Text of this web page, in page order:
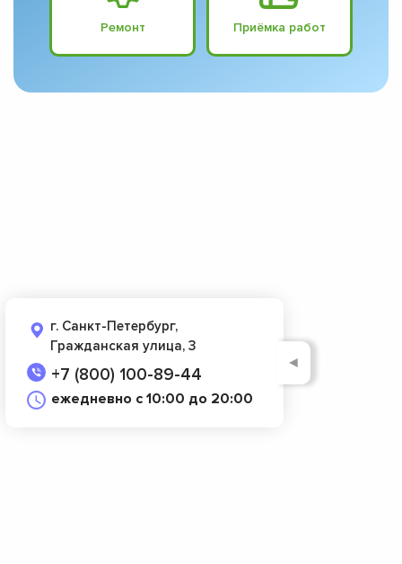
Ремонт Приёмка работ
г. Санкт-Петербург,
Гражданская улица, 3
+7 (800) 100-89-44
ежедневно с 10:00 до 20:00
◄